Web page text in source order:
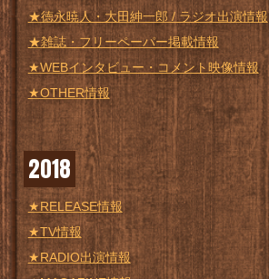
★徳永暁人・大田紳一郎 / ラジオ出演情報
★雑誌・フリーペーパー掲載情報
★WEBインタビュー・コメント映像情報
★OTHER情報
2018
★RELEASE情報
★TV情報
★RADIO出演情報